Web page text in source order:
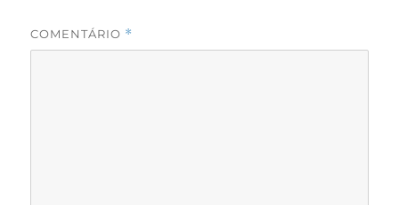
COMENTÁRIO *